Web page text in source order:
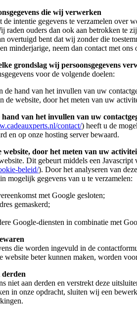
die wij verwerken
intentie gegevens te verzamelen over
raden ouders dan ook aan betrokken
overtuigd bent dat wij zonder die
minderjarige, neem dan contact met
grondslag wij persoonsgegevens
voor de volgende doelen:
de hand van het invullen van uw
de website, door het meten van uw
van het invullen van uw
contact/) heeft u de
en op onze hosting server bewaard.
door het meten van uw
Dit gebeurt middels een
beleid/). Door het analyseren van
mogelijk gegevens van u te verzamelen:
met Google gesloten;
gemaskerd;
Google-diensten in combinatie met
die worden ingevuld in de
beter kunnen maken, worden
derden
niet aan derden en verstrekt deze
in onze opdracht, sluiten wij een